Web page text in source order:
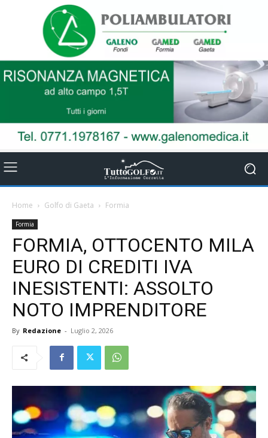
Home Golfo di Gaeta Formia
Formia
FORMIA, OTTOCENTO MILA
EURO DI CREDITI IVA
INESISTENTI: ASSOLTO
NOTO IMPRENDITORE
By Redazione - Luglio 2, 2026